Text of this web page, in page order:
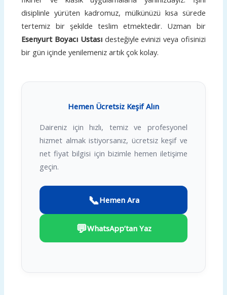
disiplinle yürüten kadromuz, mülkünüzü kısa sürede
tertemiz bir şekilde teslim etmektedir. Uzman bir
Esenyurt Boyacı Ustasıdesteğiyle evinizi veya ofisinizi
bir gün içinde yenilemeniz artık çok kolay.
Hemen Ücretsiz Keşif Alın
Daireniz için hızlı, temiz ve profesyonel
hizmet almak istiyorsanız, ücretsiz keşif ve
net fiyat bilgisi için bizimle hemen iletişime
geçin.
📞Hemen Ara
💬WhatsApp’tan Yaz